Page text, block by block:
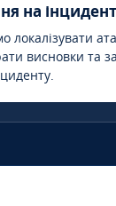
на
локалізувати
висновки та